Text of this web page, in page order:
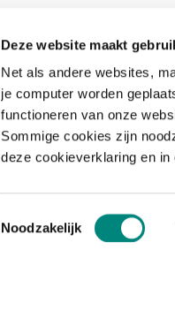
Deze website maakt
Net als andere websites,
je computer worden
functioneren van onze
Sommige cookies zijn
deze cookieverklaring en in
Toestemmingsselectie
Noodzakelijk